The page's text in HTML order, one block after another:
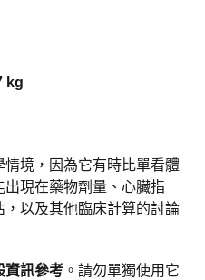
kg
境，因為它有時比單看體
現在藥物劑量、心臟指
以及其他臨床計算的討論
資訊參考 。請勿單獨使用它